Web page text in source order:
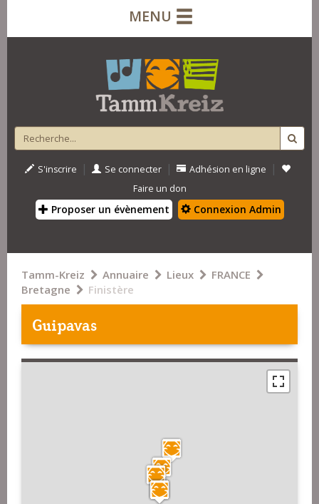
MENU
S'inscrire | Se connecter | Adhésion en ligne |
Faire un don
Proposer un évènement Connexion Admin
Tamm-Kreiz Annuaire Lieux
FRANCE
Bretagne
Finistère
Guipavas